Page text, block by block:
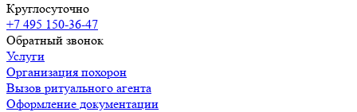
Круглосуточно
+7 495 150-36-47
Обратный звонок
Услуги
Организация похорон
Вызов ритуального агента
Оформление документации